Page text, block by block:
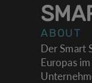
ABOUT
Der Smart
Europas